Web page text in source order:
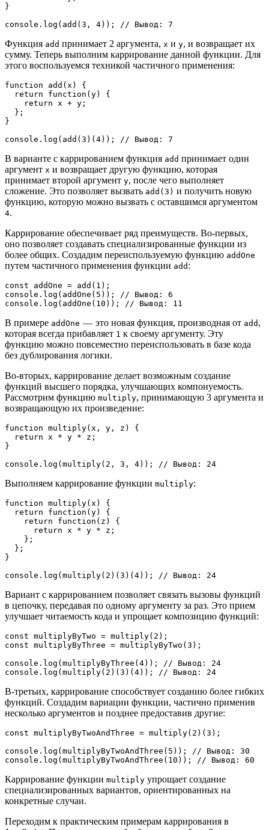
}
console.log(add(3, 4)); // Вывод: 7
Функция add принимает 2 аргумента, x и y, и возвращает их
сумму. Теперь выполним каррирование данной функции. Для
этого воспользуемся техникой частичного применения:
function add(x) {
  return function(y) {
    return x + y;
  };
}
console.log(add(3)(4)); // Вывод: 7
В варианте с каррированием функция add принимает один
аргумент x и возвращает другую функцию, которая
принимает второй аргумент y, после чего выполняет
сложение. Это позволяет вызвать add(3) и получить новую
функцию, которую можно вызвать с оставшимся аргументом
4.
Каррирование обеспечивает ряд преимуществ. Во-первых,
оно позволяет создавать специализированные функции из
более общих. Создадим переиспользуемую функцию addOne
путем частичного применения функции add :
const addOne = add(1);
console.log(addOne(5)); // Вывод: 6
console.log(addOne(10)); // Вывод: 11
В примере addOne — это новая функция, производная от add ,
которая всегда прибавляет 1 к своему аргументу. Эту
функцию можно повсеместно переиспользовать в базе кода
без дублирования логики.
Во-вторых, каррирование делает возможным создание
функций высшего порядка, улучшающих компонуемость.
Рассмотрим функцию multiply, принимающую 3 аргумента и
возвращающую их произведение:
function multiply(x, y, z) {
  return x * y * z;
}
console.log(multiply(2, 3, 4)); // Вывод: 24
Выполняем каррирование функции multiply:
function multiply(x) {
  return function(y) {
    return function(z) {
      return x * y * z;
    };
  };
}
console.log(multiply(2)(3)(4)); // Вывод: 24
Вариант с каррированием позволяет связать вызовы функций
в цепочку, передавая по одному аргументу за раз. Это прием
улучшает читаемость кода и упрощает композицию функций:
const multiplyByTwo = multiply(2);
const multiplyByThree = multiplyByTwo(3);
console.log(multiplyByThree(4)); // Вывод: 24
console.log(multiply(2)(3)(4)); // Вывод: 24
В-третьих, каррирование способствует созданию более гибких
функций. Создадим вариации функции, частично применив
несколько аргументов и позднее предоставив другие:
const multiplyByTwoAndThree = multiply(2)(3);
console.log(multiplyByTwoAndThree(5)); // Вывод: 30
console.log(multiplyByTwoAndThree(10)); // Вывод: 60
Каррирование функции multiply упрощает создание
специализированных вариантов, ориентированных на
конкретные случаи.
Переходим к практическим примерам каррирования в